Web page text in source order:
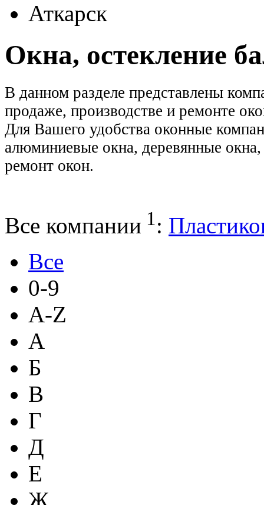
Аткарск
Окна, остекление
В данном разделе представлены
продаже, производстве и ремонте
Для Вашего удобства оконные
алюминиевые окна, деревянные
ремонт окон.
Все компании 1 :
Все
0-9
A-Z
А
Б
В
Г
Д
Е
Ж